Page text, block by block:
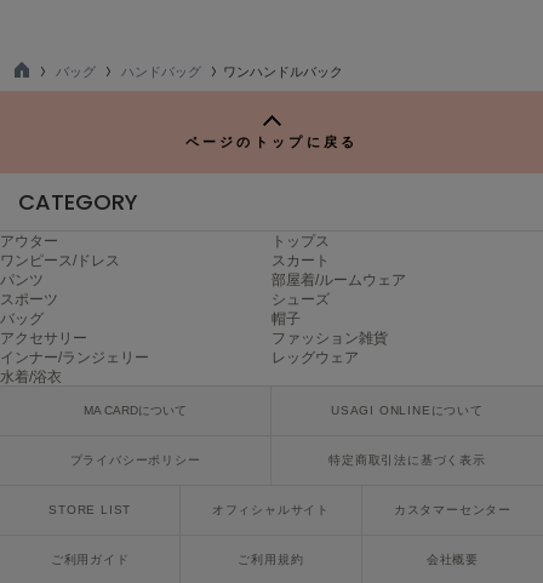
ミラオーウェン
MUCHA
ミュシャ
NEW Balance
ニューバランス
nezu
ネズ
NOWNS
TO
バッグ ハンドバッグ ワンハンドルバック
ページのトップに戻る
CATEGORY
アウター
トップス
ワンピース/ドレス
スカート
パンツ
部屋着/ルームウェア
スポーツ
シューズ
バッグ
帽子
アクセサリー
ファッション雑貨
インナー/ランジェリー
レッグウェア
水着/浴衣
MA CARDについて USAGI ONLINEについて
プライバシーポリシー 特定商取引法に基づく表示
STORE LIST オフィシャルサイト カスタマーセンター
ご利用ガイド ご利用規約 会社概要